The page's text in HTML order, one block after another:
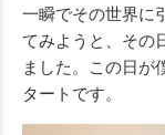
一瞬でその世界に
てみようと、その
ました。この日が
タートです。